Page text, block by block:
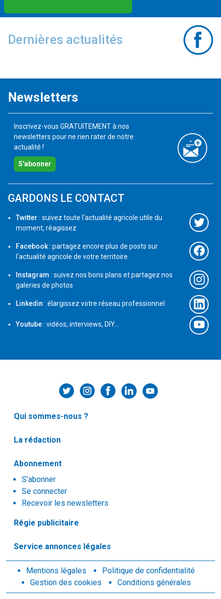
Dernières actualités
Newsletters
Inscrivez-vous GRATUITEMENT à nos
newsletters pour ne rien rater de notre
actualité !
S'abonner
GARDONS LE CONTACT
Twitter : suivez toute l'actualité agricole utile du
moment, réagissez
Facebook: partagez encore plus de posts sur
l'actualité agricole de votre territoire
Instagram : suivez nos bons plans et partagez nos
galeries de photos
Linkedin : élargissez votre réseau professionnel
Youtube: vidéos, interviews, DIY...
Qui sommes-nous ?
La rédaction
Abonnement
S'abonner
Se connecter
Recevoir les newsletters
Régie publicitaire
Service annonces légales
Mentions légales
Politique de confidentialité
Gestion des cookies
Conditions générales